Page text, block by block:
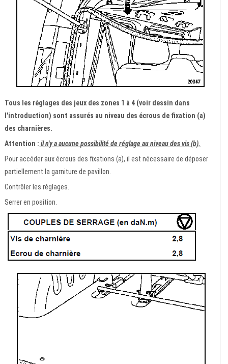
Tous les réglages des jeux des zones 1 à 4 (voir dessin dans
l'introduction) sont assurés au niveau des écrous de fixation (a)
des charnières.
Attention : il n'y a aucune possibilité de réglage au niveau des vis (b).
Pour accéder aux écrous des fixations (a), il est nécessaire de déposer
partiellement la garniture de pavillon.
Contrôler les réglages.
Serrer en position.